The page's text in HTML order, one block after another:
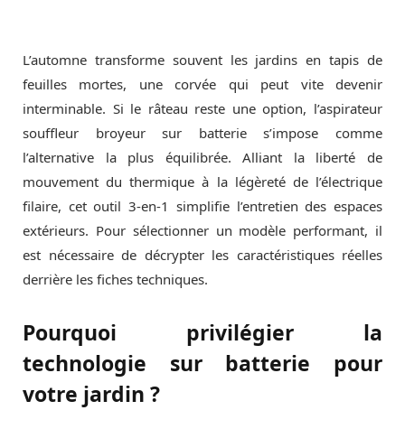
L’automne transforme souvent les jardins en tapis de
feuilles mortes, une corvée qui peut vite devenir
interminable. Si le râteau reste une option, l’aspirateur
souffleur broyeur sur batterie s’impose comme
l’alternative la plus équilibrée. Alliant la liberté de
mouvement du thermique à la légèreté de l’électrique
filaire, cet outil 3-en-1 simplifie l’entretien des espaces
extérieurs. Pour sélectionner un modèle performant, il
est nécessaire de décrypter les caractéristiques réelles
derrière les fiches techniques.
Pourquoi privilégier la
technologie sur batterie pour
votre jardin ?